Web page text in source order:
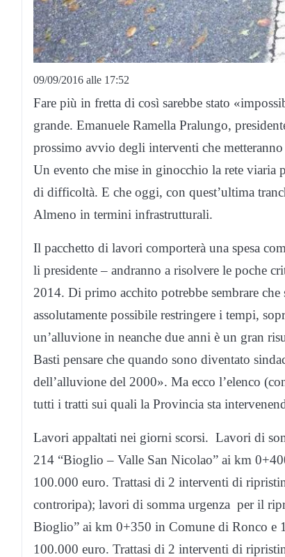
09/09/2016 alle 17:52
Fare più in fretta di così sarebbe stato
grande. Emanuele Ramella Pralungo,
prossimo avvio degli interventi che
Un evento che mise in ginocchio la rete
di difficoltà. E che oggi, con quest’ultima
Almeno in termini infrastrutturali.
Il pacchetto di lavori comporterà una spesa
li presidente – andranno a risolvere le poche
2014. Di primo acchito potrebbe sembrare
assolutamente possibile restringere i tempi,
un’alluvione in neanche due anni è un gran
Basti pensare che quando sono diventato
dell’alluvione del 2000». Ma ecco l’elenco
tutti i tratti sui quali la Provincia sta
Lavori appaltati nei giorni scorsi. Lavori di
214 “Bioglio – Valle San Nicolao” ai km
100.000 euro. Trattasi di 2 interventi di
controripa); lavori di somma urgenza per il
Bioglio” ai km 0+350 in Comune di Ronco e
100.000 euro. Trattasi di 2 interventi di